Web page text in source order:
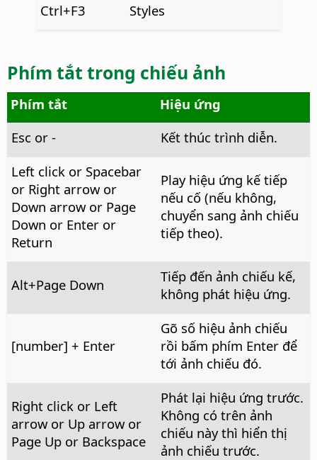
Ctrl+F3 Styles
Phím tắt trong chiếu ảnh
Phím tắt
Hiệu ứng
Esc or -
Kết thúc trình diễn.
Left click or Spacebar
or Right arrow or
Down arrow or Page
Down or Enter or
Return
Play hiệu ứng kế tiếp
nếu cố (nếu không,
chuyển sang ảnh chiếu
tiếp theo).
Alt+Page Down
Tiếp đến ảnh chiếu kế,
không phát hiệu ứng.
[number] + Enter
Gõ số hiệu ảnh chiếu
rồi bấm phím Enter để
tới ảnh chiếu đó.
Right click or Left
arrow or Up arrow or
Page Up or Backspace
Phát lại hiệu ứng trước.
Không có trên ảnh
chiếu này thì hiển thị
ảnh chiếu trước.